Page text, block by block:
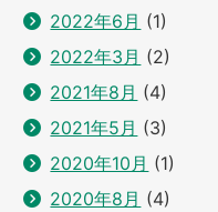
2022年6月 (1)
2022年3月 (2)
2021年8月 (4)
2021年5月 (3)
2020年10月 (1)
2020年8月 (4)